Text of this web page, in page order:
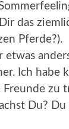
das
Pferde?).
etwas
Ich habe
Freunde zu
Du?